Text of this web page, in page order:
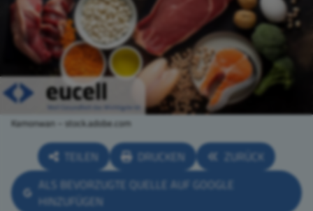
Kamonwan – stock.adobe.com
TEILEN DRUCKEN
ZURÜCK
ALS BEVORZUGTE QUELLE AUF GOOGLE
HINZUFÜGEN